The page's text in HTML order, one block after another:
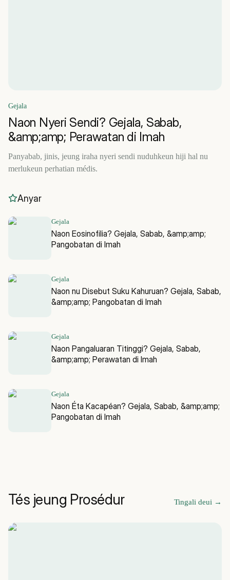
Gejala
Naon Nyeri Sendi? Gejala, Sabab,
&amp;amp; Perawatan di Imah
Panyabab, jinis, jeung iraha nyeri sendi nuduhkeun hiji hal nu
merlukeun perhatian médis.
Anyar
Gejala
Naon Eosinofilia? Gejala, Sabab, &amp;amp;
Pangobatan di Imah
Gejala
Naon nu Disebut Suku Kahuruan? Gejala, Sabab,
&amp;amp; Pangobatan di Imah
Gejala
Naon Pangaluaran Titinggi? Gejala, Sabab,
&amp;amp; Perawatan di Imah
Gejala
Naon Éta Kacapéan? Gejala, Sabab, &amp;amp;
Pangobatan di Imah
Tés jeung Prosédur Tingali deui →